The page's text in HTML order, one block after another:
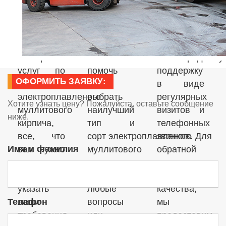
миру.
проектов.
Мы
предлагаем
полный
спектр
услуг по
экспорту
электроплавленого
муллитового
кирпича,
все, что
вам нужно
сделать,
указать
ваши
требования
разработке
новых
продуктов.
Поэтому
RS может
помочь
вам
выбрать
наилучший
тип и
сорт электроплавленого
муллитового
кирпича и
любые
вопросы
или
технических
рекомендаций,
и
обеспечиваем
поддержку
в виде
регулярных
визитов и
телефонных
звонков. Для
обратной
связи с
качества,
мы
предоставим
ОФОРМИТЬ ЗАЯВКУ:
Хотите узнать цену? Пожалуйста, оставьте сообщение
ниже.